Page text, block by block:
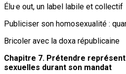
Élu·e out, un label labile et collectif
Publiciser son homosexualité :
Bricoler avec la doxa républicaine
Chapitre 7. Prétendre
sexuelles durant son mandat